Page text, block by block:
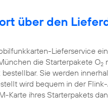
über den
Lieferservice
die Starterpakete O2
Sie werden
wird bequem in der
Karte ihres Starterpakets